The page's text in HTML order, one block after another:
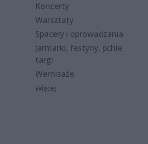
Koncerty
Warsztaty
Spacery i oprowadzania
Jarmarki, festyny, pchle
targi
Wernisaże
Więcej